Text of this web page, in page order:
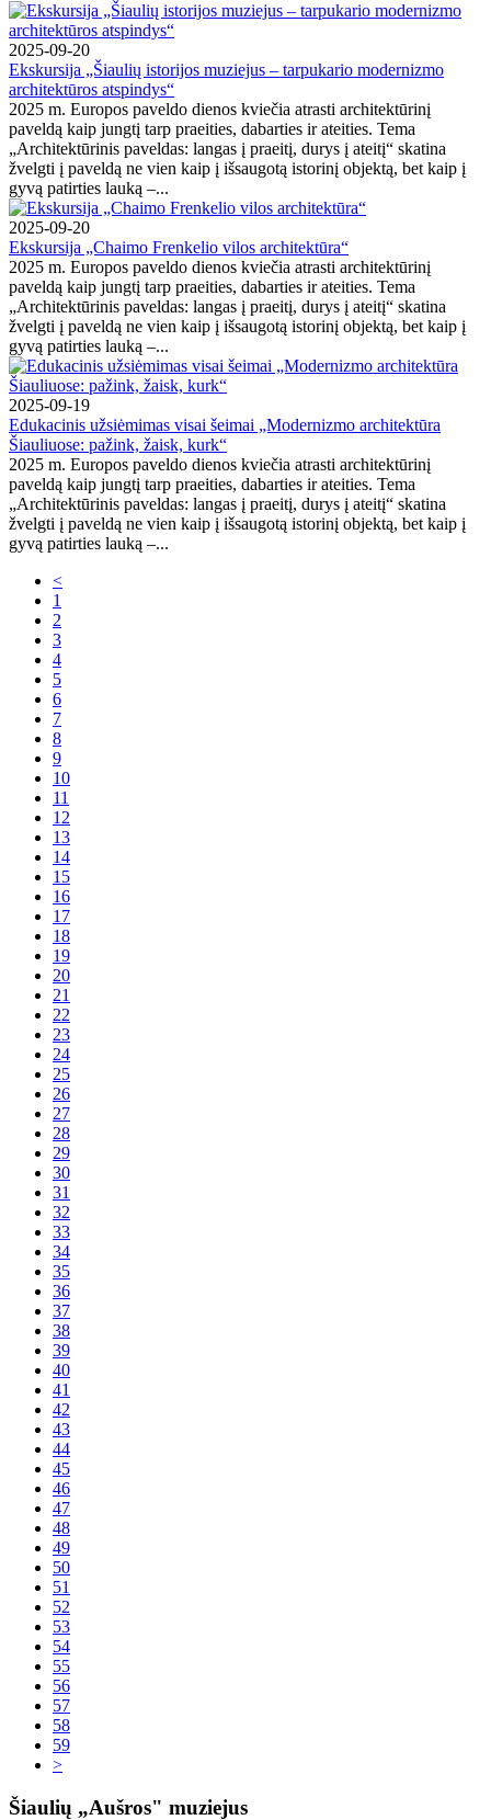
2025-09-20
Ekskursija „Šiaulių istorijos muziejus – tarpukario modernizmo
architektūros atspindys“
2025 m. Europos paveldo dienos kviečia atrasti architektūrinį
paveldą kaip jungtį tarp praeities, dabarties ir ateities. Tema
„Architektūrinis paveldas: langas į praeitį, durys į ateitį“ skatina
žvelgti į paveldą ne vien kaip į išsaugotą istorinį objektą, bet kaip į
gyvą patirties lauką –...
2025-09-20
Ekskursija „Chaimo Frenkelio vilos architektūra“
2025 m. Europos paveldo dienos kviečia atrasti architektūrinį
paveldą kaip jungtį tarp praeities, dabarties ir ateities. Tema
„Architektūrinis paveldas: langas į praeitį, durys į ateitį“ skatina
žvelgti į paveldą ne vien kaip į išsaugotą istorinį objektą, bet kaip į
gyvą patirties lauką –...
2025-09-19
Edukacinis užsiėmimas visai šeimai „Modernizmo architektūra
Šiauliuose: pažink, žaisk, kurk“
2025 m. Europos paveldo dienos kviečia atrasti architektūrinį
paveldą kaip jungtį tarp praeities, dabarties ir ateities. Tema
„Architektūrinis paveldas: langas į praeitį, durys į ateitį“ skatina
žvelgti į paveldą ne vien kaip į išsaugotą istorinį objektą, bet kaip į
gyvą patirties lauką –...
<
1
2
3
4
5
6
7
8
9
10
11
12
13
14
15
16
17
18
19
20
21
22
23
24
25
26
27
28
29
30
31
32
33
34
35
36
37
38
39
40
41
42
43
44
45
46
47
48
49
50
51
52
53
54
55
56
57
58
59
>
Šiaulių „Aušros" muziejus